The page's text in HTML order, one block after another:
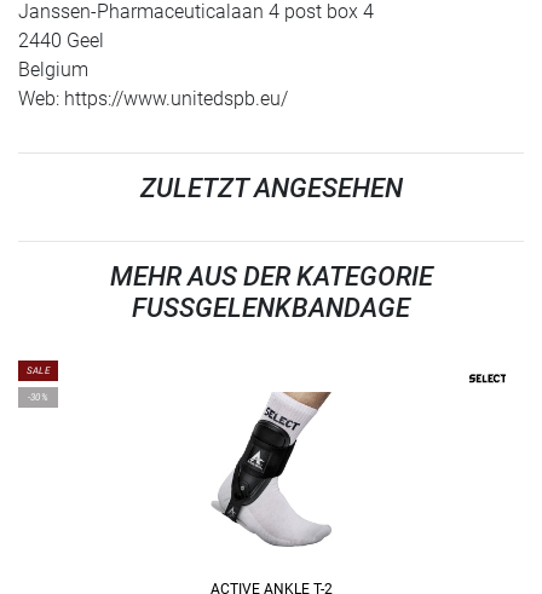
Janssen-Pharmaceuticalaan 4 post box 4
2440 Geel
Belgium
Web: https://www.unitedspb.eu/
ZULETZT ANGESEHEN
MEHR AUS DER KATEGORIE
FUSSGELENKBANDAGE
SALE
-30%
ACTIVE ANKLE T-2